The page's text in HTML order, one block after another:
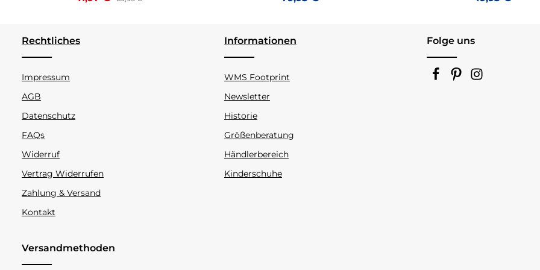
Rechtliches
Impressum
AGB
Datenschutz
FAQs
Widerruf
Vertrag Widerrufen
Zahlung & Versand
Kontakt
Informationen
WMS Footprint
Newsletter
Historie
Größenberatung
Händlerbereich
Kinderschuhe
Folge uns
Versandmethoden